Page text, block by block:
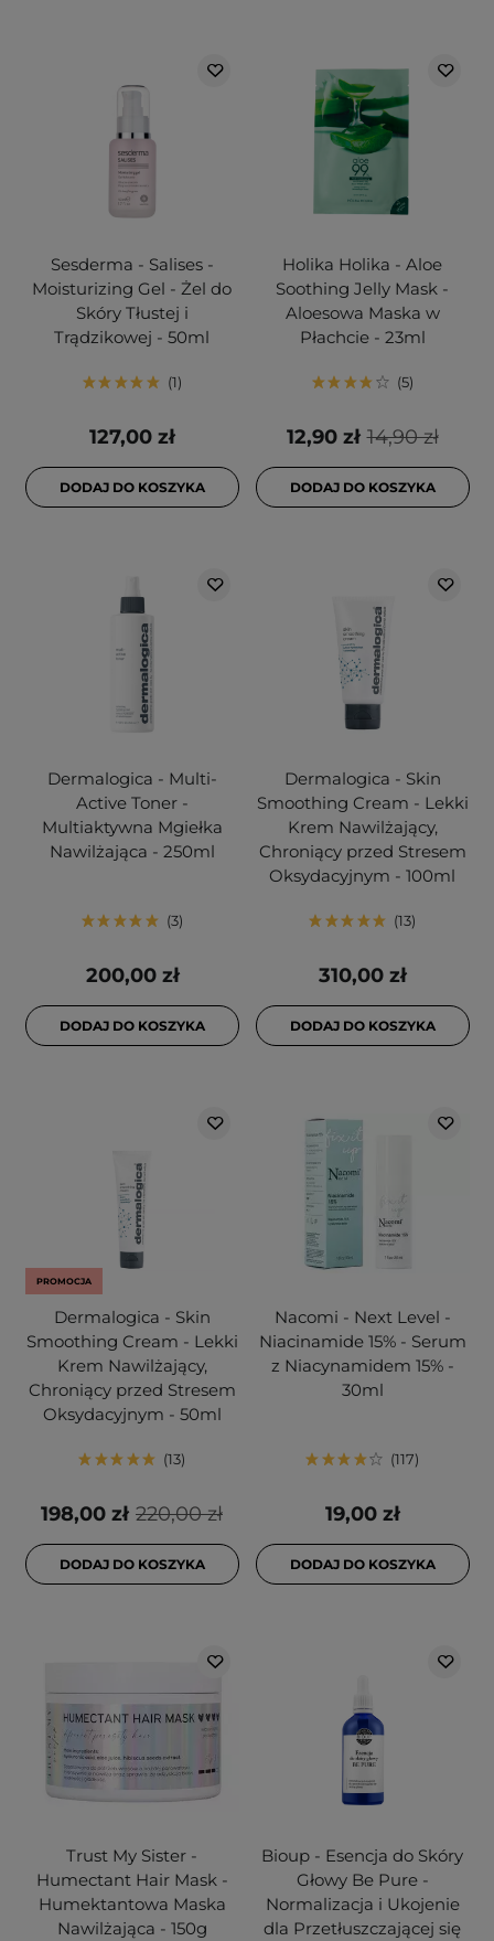
Sesderma - Salises -
Moisturizing Gel - Żel do
Skóry Tłustej i
Trądzikowej - 50ml
1
127,00 zł
DODAJ DO KOSZYKA
Holika Holika - Aloe
Soothing Jelly Mask -
Aloesowa Maska w
Płachcie - 23ml
5
14,90 zł
12,90 zł
DODAJ DO KOSZYKA
Dermalogica - Multi-
Active Toner -
Multiaktywna Mgiełka
Nawilżająca - 250ml
3
200,00 zł
DODAJ DO KOSZYKA
Dermalogica - Skin
Smoothing Cream - Lekki
Krem Nawilżający,
Chroniący przed Stresem
Oksydacyjnym - 100ml
13
310,00 zł
DODAJ DO KOSZYKA
PROMOCJA
Dermalogica - Skin
Smoothing Cream - Lekki
Krem Nawilżający,
Chroniący przed Stresem
Oksydacyjnym - 50ml
13
220,00 zł
198,00 zł
DODAJ DO KOSZYKA
Nacomi - Next Level -
Niacinamide 15% - Serum
z Niacynamidem 15% -
30ml
117
19,00 zł
DODAJ DO KOSZYKA
Trust My Sister -
Humectant Hair Mask -
Humektantowa Maska
Nawilżająca - 150g
Bioup - Esencja do Skóry
Głowy Be Pure -
Normalizacja i Ukojenie
dla Przetłuszczającej się